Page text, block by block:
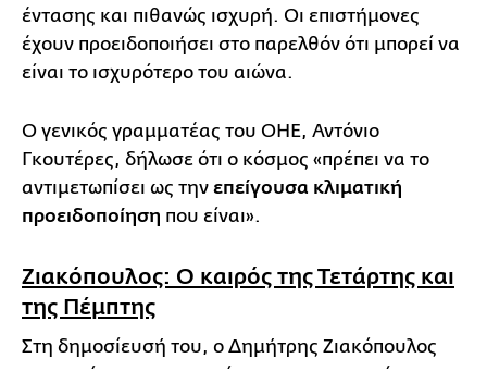
έντασης και πιθανώς ισχυρή. Οι επιστήμονες
έχουν προειδοποιήσει στο παρελθόν ότι μπορεί να
είναι το ισχυρότερο του αιώνα.
Ο γενικός γραμματέας του ΟΗΕ, Αντόνιο
Γκουτέρες, δήλωσε ότι ο κόσμος «πρέπει να το
αντιμετωπίσει ως την επείγουσα κλιματική
προειδοποίηση που είναι».
Ζιακόπουλος: Ο καιρός της Τετάρτης και
της Πέμπτης
Στη δημοσίευσή του, ο Δημήτρης Ζιακόπουλος